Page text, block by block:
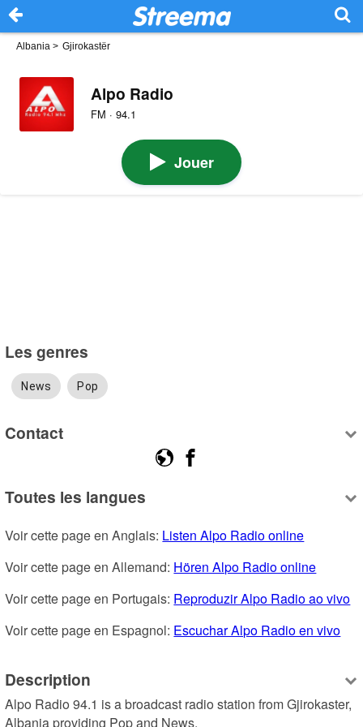
Albania > Gjirokastër
Alpo Radio
FM · 94.1
Jouer
Les genres
News Pop
Contact
Toutes les langues
Voir cette page en Anglais: Listen Alpo Radio online
Voir cette page en Allemand: Hören Alpo Radio online
Voir cette page en Portugais: Reproduzir Alpo Radio ao vivo
Voir cette page en Espagnol: Escuchar Alpo Radio en vivo
Description
Alpo Radio 94.1 is a broadcast radio station from Gjirokaster,
Albania providing Pop and News.